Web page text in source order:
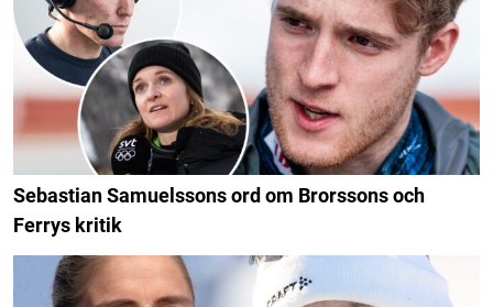
Sebastian Samuelssons ord om Brorssons och
Ferrys kritik